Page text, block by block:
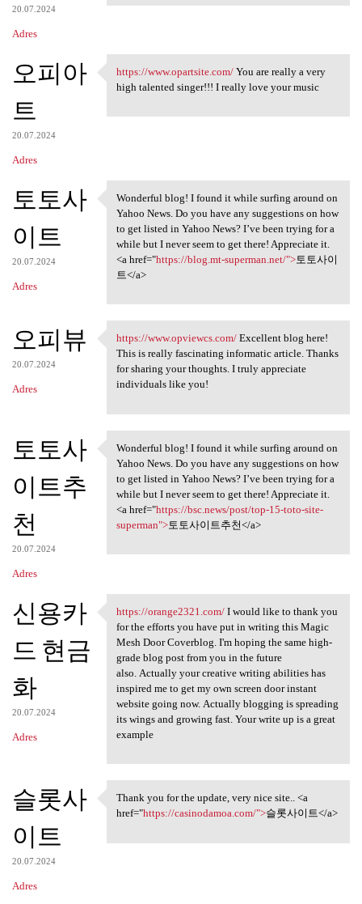
20.07.2024
Adres
오피아
트
20.07.2024
Adres
https://www.opartsite.com/
https://www.opartsite.com/You are really a very
high talented singer!!! I really love your music
토토사
이트
20.07.2024
Adres
Wonderful blog! I found it
Wonderful blog! I found it while surfing around on
Yahoo News. Do you have any suggestions on how
to get listed in Yahoo News? I’ve been trying for a
while but I never seem to get there! Appreciate it.
<a href="https://blog.mt-superman.net/">토토사이
트</a>
오피뷰
20.07.2024
Adres
https://www.opviewcs.com/
https://www.opviewcs.com/Excellent blog here!
This is really fascinating informatic article. Thanks
for sharing your thoughts. I truly appreciate
individuals like you!
토토사
이트추
천
20.07.2024
Adres
Wonderful blog! I found it
Wonderful blog! I found it while surfing around on
Yahoo News. Do you have any suggestions on how
to get listed in Yahoo News? I’ve been trying for a
while but I never seem to get there! Appreciate it.
<a href="https://bsc.news/post/top-15-toto-site-
superman">토토사이트추천</a>
신용카
드 현금
화
20.07.2024
Adres
https://orange2321.com/ I
https://orange2321.com/I would like to thank you
for the efforts you have put in writing this Magic
Mesh Door Coverblog. I'm hoping the same high-
grade blog post from you in the future
also. Actually your creative writing abilities has
inspired me to get my own screen door instant
website going now. Actually blogging is spreading
its wings and growing fast. Your write up is a great
example
슬롯사
이트
20.07.2024
Adres
Thank you for the update,
Thank you for the update, very nice site.. <a
href="https://casinodamoa.com/">슬롯사이트</a>